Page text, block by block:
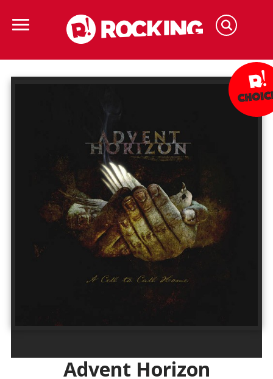
Advent Horizon